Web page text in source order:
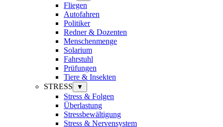
Fliegen
Autofahren
Politiker
Redner & Dozenten
Menschenmenge
Solarium
Fahrstuhl
Prüfungen
Tiere & Insekten
STRESS
▼
Stress & Folgen
Überlastung
Stressbewältigung
Stress & Nervensystem